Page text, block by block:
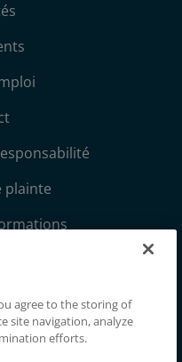
plainte
de confidentialité
agree to the storing of
site navigation, analyze
efforts.